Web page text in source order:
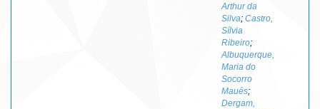
Arthur da
Silva; Castro,
Sílvia
Ribeiro;
Albuquerque,
Maria do
Socorro
Maués;
Dergam,